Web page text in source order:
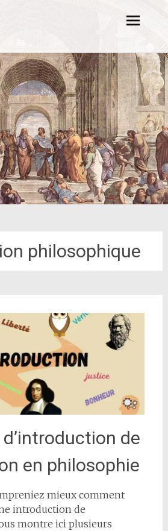
philosophique
de
en philosophie
mieux comment
introduction de
montre ici plusieurs